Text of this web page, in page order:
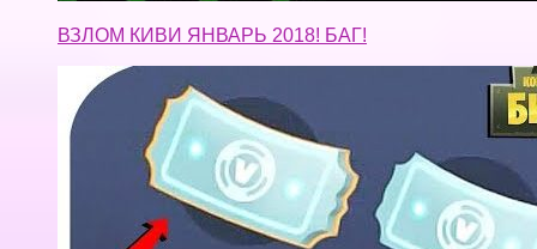
ВЗЛОМ КИВИ ЯНВАРЬ 2018! БАГ!